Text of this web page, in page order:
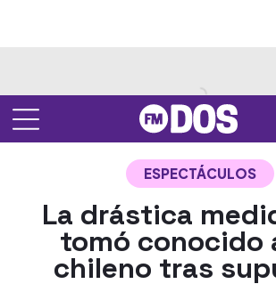
ESPECTÁCULOS
La drástica
tomó conocido
chileno tras